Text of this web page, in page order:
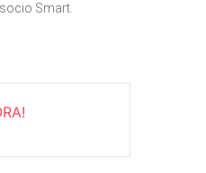
Smart.